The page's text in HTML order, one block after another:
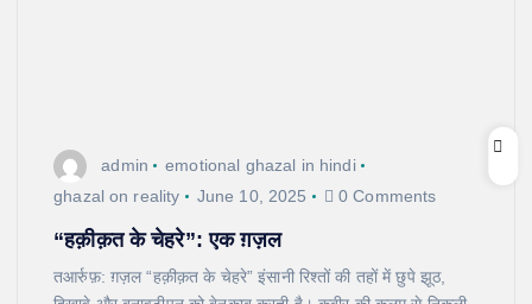
admin
emotional ghazal in hindi
ghazal on reality
June 10, 2025 0 Comments
“हक़ीक़त के चेहरे”: एक ग़ज़ल
तआर्रुफ़: ग़ज़ल “हक़ीक़त के चेहरे” इंसानी रिश्तों की तहों में छुपे झूठ,